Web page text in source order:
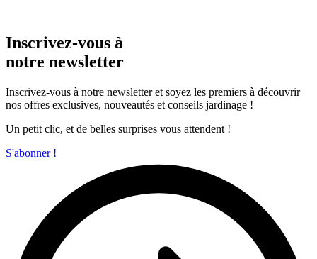
Inscrivez-vous à
notre newsletter
Inscrivez-vous à notre newsletter et soyez les premiers à découvrir
nos offres exclusives, nouveautés et conseils jardinage !
Un petit clic, et de belles surprises vous attendent !
S'abonner !